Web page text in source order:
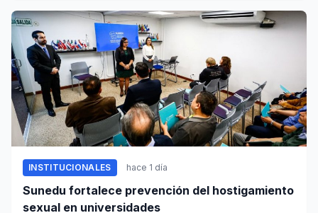
INSTITUCIONALES hace 1 día
Sunedu fortalece prevención del hostigamiento
sexual en universidades